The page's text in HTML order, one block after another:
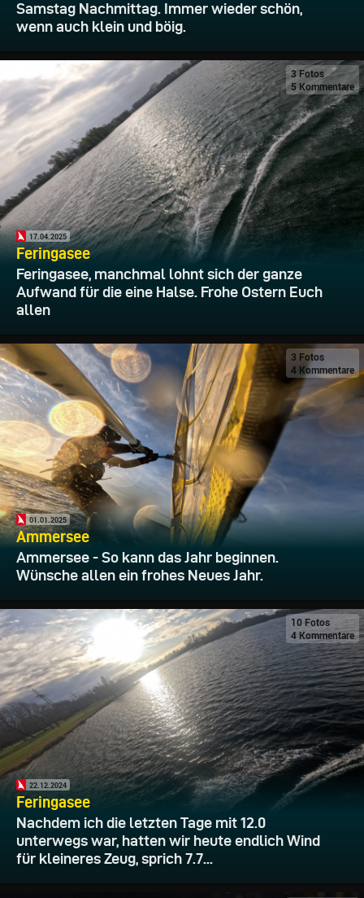
Samstag Nachmittag. Immer wieder schön,
wenn auch klein und böig.
3 Fotos
5 Kommentare
17.04.2025
Feringasee
Feringasee, manchmal lohnt sich der ganze
Aufwand für die eine Halse. Frohe Ostern Euch
allen
3 Fotos
4 Kommentare
01.01.2025
Ammersee
Ammersee - So kann das Jahr beginnen.
Wünsche allen ein frohes Neues Jahr.
10 Fotos
4 Kommentare
22.12.2024
Feringasee
Nachdem ich die letzten Tage mit 12.0
unterwegs war, hatten wir heute endlich Wind
für kleineres Zeug, sprich 7.7...